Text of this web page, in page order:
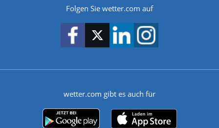
Folgen Sie wetter.com auf
wetter.com gibt es auch für